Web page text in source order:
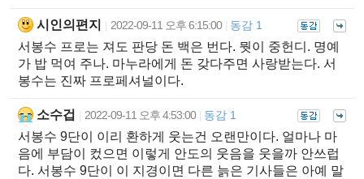
시인의편지 2022-09-11 오후 6:15:00 동감 1
서봉수 프로는 져도 판당 돈 백은 번다. 뭣이 중헌디. 명예
가 밥 먹여 주나. 마누라에게 돈 갖다주면 사랑받는다. 서
봉수는 진짜 프로페셔널이다.
소수겁 2022-09-11 오후 4:53:00 동감 1
서봉수 9단이 이리 환하게 웃는건 오랜만이다. 얼마나 마
음에 부담이 컸으면 이렇게 안도의 웃음을 웃을까 안쓰럽
다. 서봉수 9단이 이 지경이면 다른 늙은 기사들은 아예 말